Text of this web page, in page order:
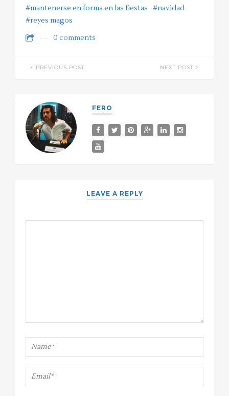
#mantenerse en forma en las fiestas
#navidad
#reyes magos
0 comments
PREVIOUS POST NEXT POST
FERO
LEAVE A REPLY